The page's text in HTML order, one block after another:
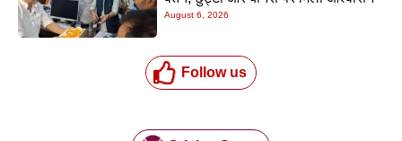
August 6, 2026
Follow us